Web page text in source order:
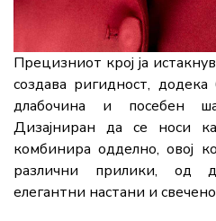
Прецизниот крој ја
создава ригидност, додека
длабочина и посебен
Дизајниран да се носи
комбинира одделно, овој
различни прилики, од
елегантни настани и